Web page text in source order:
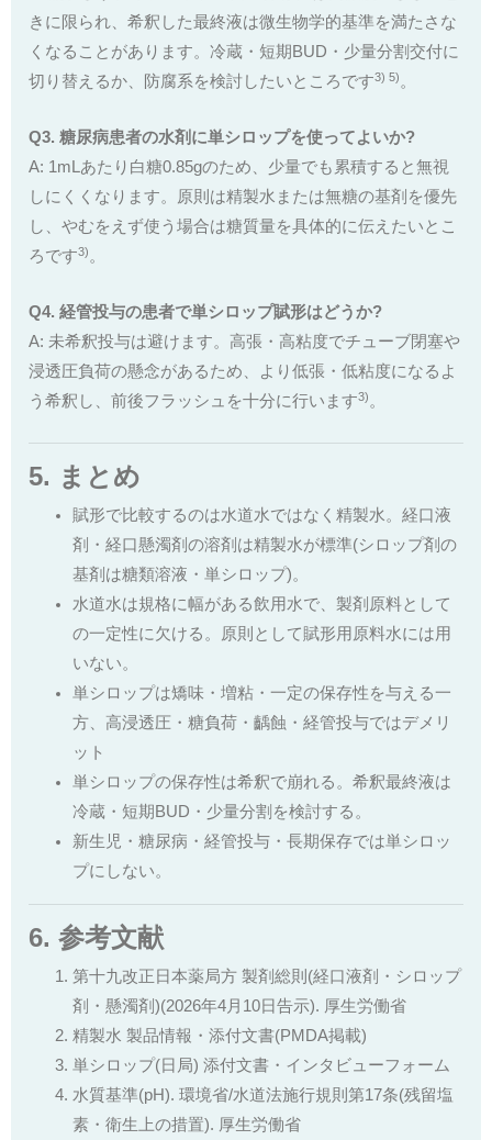
きに限られ、希釈した最終液は微生物学的基準を満たさな
くなることがあります。冷蔵・短期BUD・少量分割交付に
切り替えるか、防腐系を検討したいところです3) 5) 。
Q3. 糖尿病患者の水剤に単シロップを使ってよいか?
A: 1mLあたり白糖0.85gのため、少量でも累積すると無視
しにくくなります。原則は精製水または無糖の基剤を優先
し、やむをえず使う場合は糖質量を具体的に伝えたいとこ
ろです3) 。
Q4. 経管投与の患者で単シロップ賦形はどうか?
A: 未希釈投与は避けます。高張・高粘度でチューブ閉塞や
浸透圧負荷の懸念があるため、より低張・低粘度になるよ
う希釈し、前後フラッシュを十分に行います3) 。
5. まとめ
賦形で比較するのは水道水ではなく精製水。経口液
剤・経口懸濁剤の溶剤は精製水が標準(シロップ剤の
基剤は糖類溶液・単シロップ)。
水道水は規格に幅がある飲用水で、製剤原料として
の一定性に欠ける。原則として賦形用原料水には用
いない。
単シロップは矯味・増粘・一定の保存性を与える一
方、高浸透圧・糖負荷・齲蝕・経管投与ではデメリ
ット
単シロップの保存性は希釈で崩れる。希釈最終液は
冷蔵・短期BUD・少量分割を検討する。
新生児・糖尿病・経管投与・長期保存では単シロッ
プにしない。
6. 参考文献
第十九改正日本薬局方 製剤総則(経口液剤・シロップ
剤・懸濁剤)(2026年4月10日告示). 厚生労働省
精製水 製品情報・添付文書(PMDA掲載)
単シロップ(日局) 添付文書・インタビューフォーム
水質基準(pH). 環境省/水道法施行規則第17条(残留塩
素・衛生上の措置). 厚生労働省